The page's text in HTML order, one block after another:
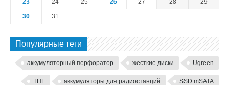
30 31
Популярные теги
аккумуляторный перфоратор жесткие диски Ugreen
THL аккумуляторы для радиостанций SSD mSATA